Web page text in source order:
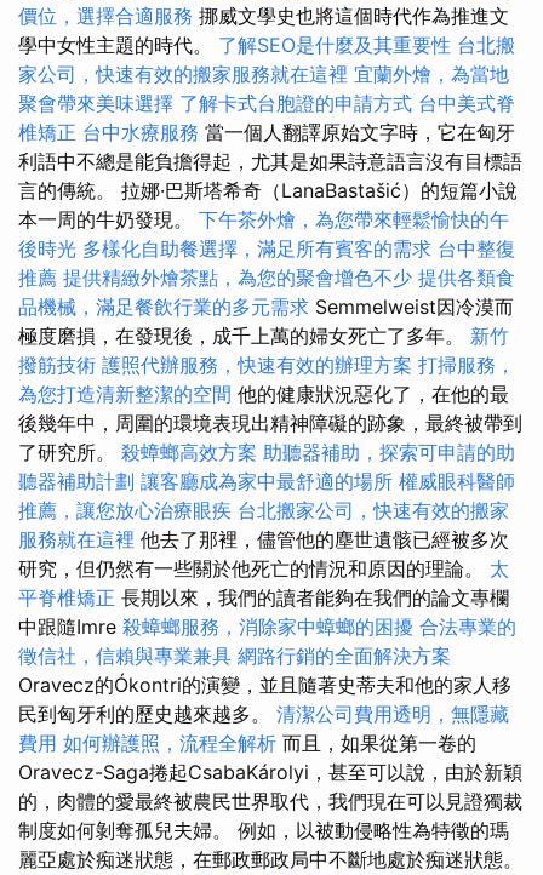
價位，選擇合適服務 挪威文學史也將這個時代作為推進文
學中女性主題的時代。 了解SEO是什麼及其重要性 台北搬
家公司，快速有效的搬家服務就在這裡 宜蘭外燴，為當地
聚會帶來美味選擇 了解卡式台胞證的申請方式 台中美式脊
椎矯正 台中水療服務 當一個人翻譯原始文字時，它在匈牙
利語中不總是能負擔得起，尤其是如果詩意語言沒有目標語
言的傳統。 拉娜·巴斯塔希奇（LanaBastašić）的短篇小說
本一周的牛奶發現。 下午茶外燴，為您帶來輕鬆愉快的午
後時光 多樣化自助餐選擇，滿足所有賓客的需求 台中整復
推薦 提供精緻外燴茶點，為您的聚會增色不少 提供各類食
品機械，滿足餐飲行業的多元需求 Semmelweist因冷漠而
極度磨損，在發現後，成千上萬的婦女死亡了多年。 新竹
撥筋技術 護照代辦服務，快速有效的辦理方案 打掃服務，
為您打造清新整潔的空間 他的健康狀況惡化了，在他的最
後幾年中，周圍的環境表現出精神障礙的跡象，最終被帶到
了研究所。 殺蟑螂高效方案 助聽器補助，探索可申請的助
聽器補助計劃 讓客廳成為家中最舒適的場所 權威眼科醫師
推薦，讓您放心治療眼疾 台北搬家公司，快速有效的搬家
服務就在這裡 他去了那裡，儘管他的塵世遺骸已經被多次
研究，但仍然有一些關於他死亡的情況和原因的理論。 太
平脊椎矯正 長期以來，我們的讀者能夠在我們的論文專欄
中跟隨Imre 殺蟑螂服務，消除家中蟑螂的困擾 合法專業的
徵信社，信賴與專業兼具 網路行銷的全面解決方案
Oravecz的Ókontri的演變，並且隨著史蒂夫和他的家人移
民到匈牙利的歷史越來越多。 清潔公司費用透明，無隱藏
費用 如何辦護照，流程全解析 而且，如果從第一卷的
Oravecz-Saga捲起CsabaKárolyi，甚至可以說，由於新穎
的，肉體的愛最終被農民世界取代，我們現在可以見證獨裁
制度如何剝奪孤兒夫婦。 例如，以被動侵略性為特徵的瑪
麗亞處於痴迷狀態，在郵政郵政局中不斷地處於痴迷狀態。